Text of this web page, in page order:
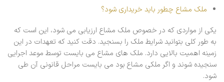
ملک مشاع چطور باید خریداری شود؟
یکی از مواردی که در خصوص ملک مشاع ارزیابی می شود، این است که
به طور کلی بتوانید شرایط ملک را بسنجید. دقت کنید که تعهدات در این
زمینه اهمیت بالایی دارد. ملک های مشاع می بایست توسط موعد اجرایی
سنجیده شوند و اگر ملکی مشاع بود می بایست مراحل قانونی آن طی
شود.